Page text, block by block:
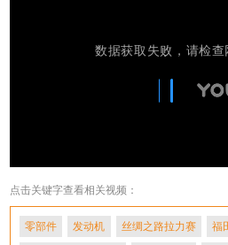
数据获取失败，请检
点击关键字查看相关视频：
零部件 发动机 丝绸之路拉力赛 福